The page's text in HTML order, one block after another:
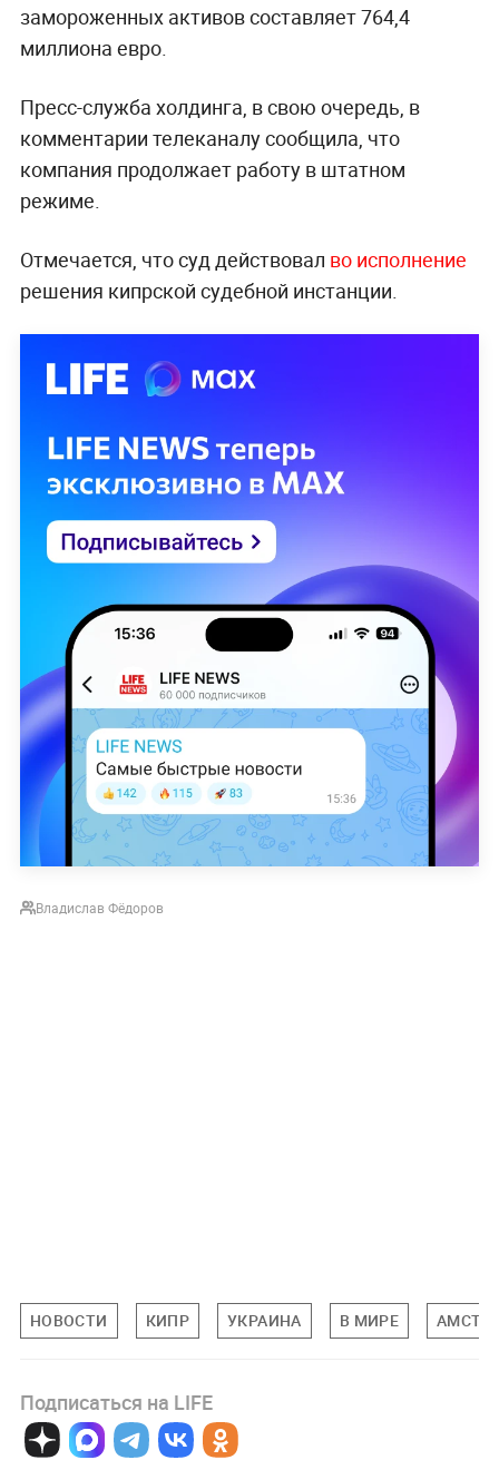
замороженных активов составляет 764,4
миллиона евро.
Пресс-служба холдинга, в свою очередь, в
комментарии телеканалу сообщила, что
компания продолжает работу в штатном
режиме.
Отмечается, что суд действовал во исполнение
решения кипрской судебной инстанции.
Владислав Фёдоров
НОВОСТИ КИПР УКРАИНА В МИРЕ
Подписаться на LIFE